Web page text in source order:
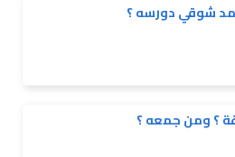
شوقي دورسه ؟
؟ ومن جمعه ؟